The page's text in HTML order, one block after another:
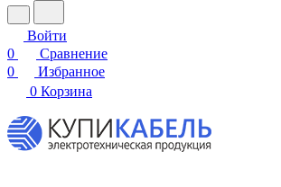
Войти
0
Сравнение
0
Избранное
0 Корзина